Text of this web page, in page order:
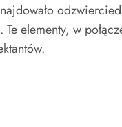
elementy, w